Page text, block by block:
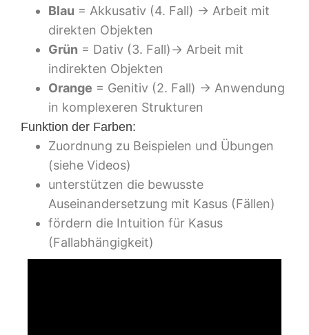
Blau = Akkusativ (4. Fall) → Arbeit mit
direkten Objekten
Grün = Dativ (3. Fall)→ Arbeit mit
indirekten Objekten
Orange = Genitiv (2. Fall) → Anwendung
in komplexeren Strukturen
Funktion der Farben:
Zuordnung zu Beispielen und Übungen
(siehe Videos)
unterstützen die bewusste
Auseinandersetzung mit Kasus (Fällen)
fördern die Intuition für Kasus
(Fallabhängigkeit)